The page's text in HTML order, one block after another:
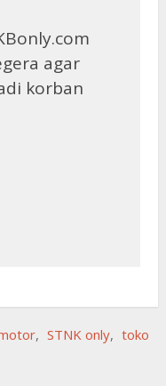
agar
korban
, STNK only, toko